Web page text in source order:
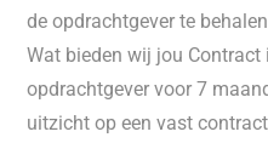
de opdrachtgever te
Wat bieden wij jou
opdrachtgever voor 7
uitzicht op een vast